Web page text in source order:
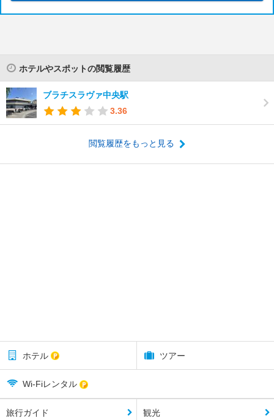
ホテルやスポットの閲覧履歴
ブラチスラヴァ中央駅
3.36
閲覧履歴をもっと見る
ホテル ツアー
Wi-Fiレンタル
旅行ガイド 観光